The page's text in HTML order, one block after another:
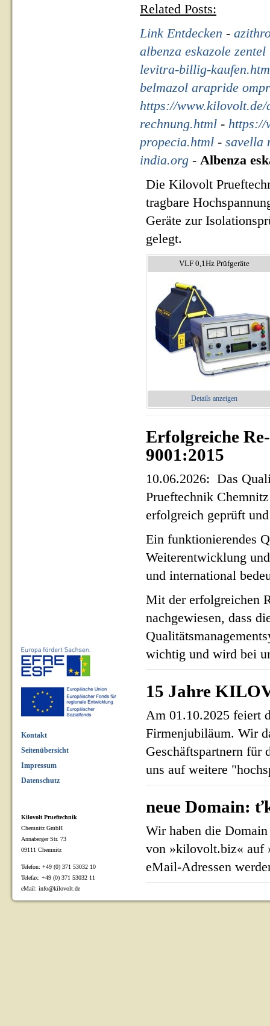
Related Posts:
Link Entdecken -
albenza eskazole
levitra-billig-
belmazol arapride
https://www.kilovolt.de/
rechnung.html - https://
propecia.html - savella
india.org - Albenza
Die Kilovolt
tragbare
Geräte zur
gelegt.
VLF 0,1Hz Prüfgeräte
Details anzeigen
Erfolgreiche
9001:2015
10.06.2026: Das
Prueftechnik
erfolgreich geprüft
Ein funktionierendes
Weiterentwicklung
und international
Mit der erfolgreichen
nachgewiesen, dass
wichtig und wird bei
15 Jahre
Am 01.10.2025 feiert
Firmenjubiläum. Wir
Geschäftspartnern für
uns auf weitere
neue Domain:
Wir haben die
von »kilovolt.biz« auf
eMail-Adressen
Kontakt
Seitenübersicht
Impressum
Datenschutz
Kilovolt Prueftechnik
Chemnitz GmbH
Annaberger Str. 73
09111 Chemnitz
Telefon: +49 (0) 371 53032 10
Telefax: +49 (0) 371 53032 11
eMail: info@kilovolt.de